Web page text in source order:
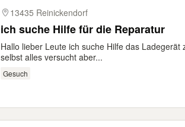
13435 Reinickendorf
ich suche Hilfe für die Reparatur
Hallo lieber Leute ich suche Hilfe das Ladegerät
selbst alles versucht aber...
Gesuch